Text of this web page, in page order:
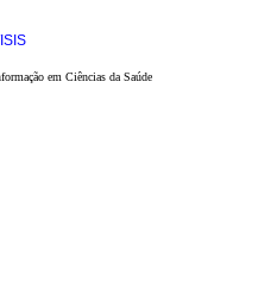
em Ciências da Saúde